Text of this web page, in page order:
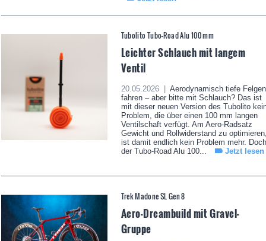
Tubolito Tubo-Road Alu 100 mm
Leichter Schlauch mit langem
Ventil
20.05.2026 |
Aerodynamisch tiefe Felgen
fahren – aber bitte mit Schlauch? Das ist
mit dieser neuen Version des Tubolito
Problem, die über einen 100 mm langen
Ventilschaft verfügt. Am Aero-Radsatz
Gewicht und Rollwiderstand zu
ist damit endlich kein Problem mehr. Doch
der Tubo-Road Alu 100...
Jetzt lesen
Trek Madone SL Gen 8
Aero-Dreambuild mit Gravel-
Gruppe